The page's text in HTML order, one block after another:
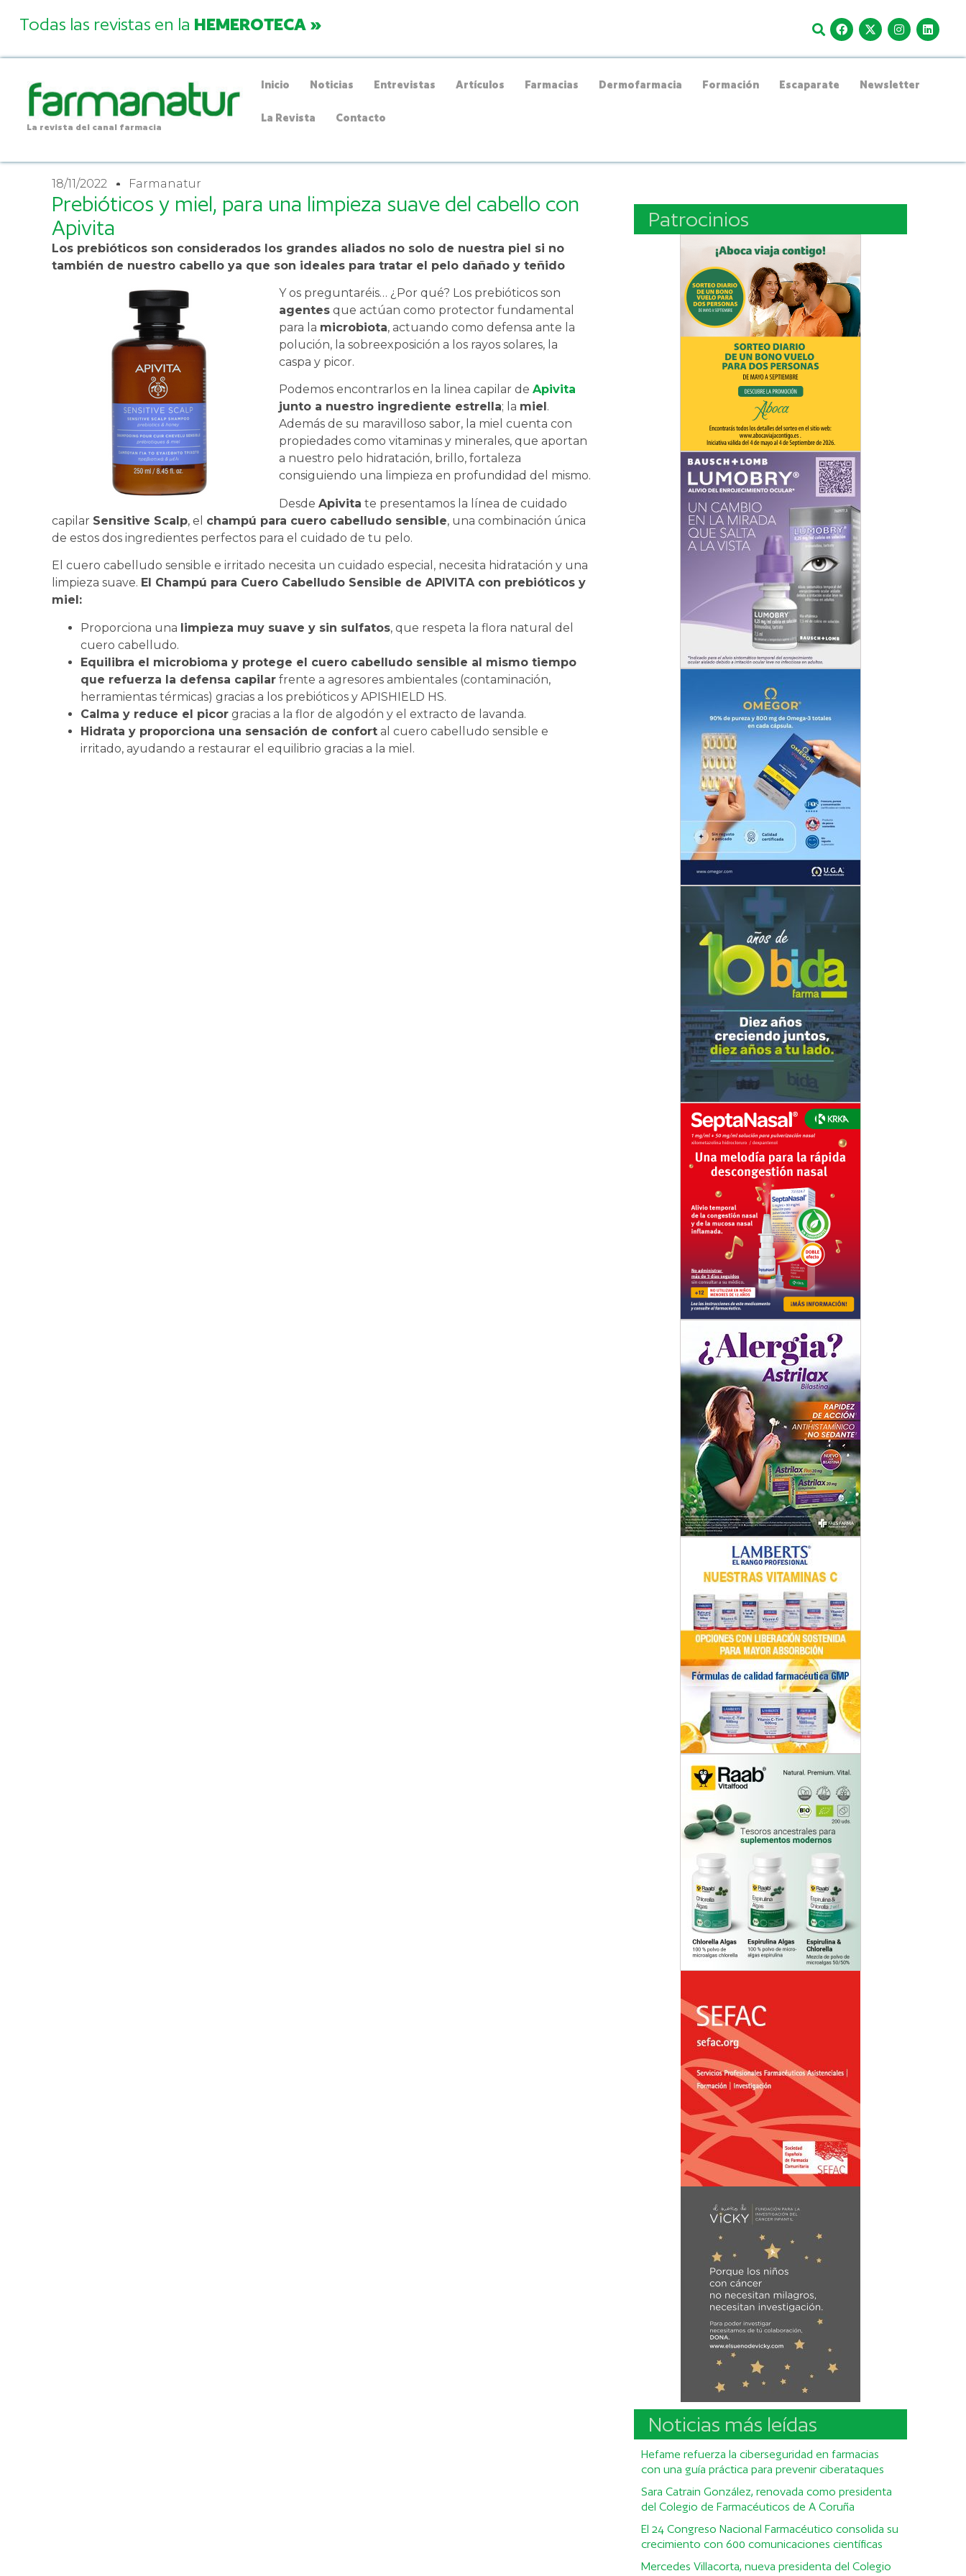
Todas las revistas en la HEMEROTECA »
La revista del canal farmacia
Inicio Noticias Entrevistas Artículos Farmacias Dermofarmacia Formación Escaparate Newsletter
La Revista Contacto
18/11/2022 Farmanatur
Prebióticos y miel, para una limpieza suave del cabello con
Apivita
Los prebióticos son considerados los grandes aliados no solo de nuestra piel si no
también de nuestro cabello ya que son ideales para tratar el pelo dañado y teñido
Y os preguntaréis… ¿Por qué? Los prebióticos son
agentes que actúan como protector fundamental
para la microbiota, actuando como defensa ante la
polución, la sobreexposición a los rayos solares, la
caspa y picor.
Podemos encontrarlos en la linea capilar de Apivita
junto a nuestro ingrediente estrella; la miel .
Además de su maravilloso sabor, la miel cuenta con
propiedades como vitaminas y minerales, que aportan
a nuestro pelo hidratación, brillo, fortaleza
consiguiendo una limpieza en profundidad del mismo.
Desde Apivita te presentamos la línea de cuidado
capilar Sensitive Scalp, el champú para cuero cabelludo sensible, una combinación única
de estos dos ingredientes perfectos para el cuidado de tu pelo.
El cuero cabelludo sensible e irritado necesita un cuidado especial, necesita hidratación y una
limpieza suave. El Champú para Cuero Cabelludo Sensible de APIVITA con prebióticos y
miel:
Proporciona una limpieza muy suave y sin sulfatos, que respeta la flora natural del
cuero cabelludo.
Equilibra el microbioma y protege el cuero cabelludo sensible al mismo tiempo
que refuerza la defensa capilar frente a agresores ambientales (contaminación,
herramientas térmicas) gracias a los prebióticos y APISHIELD HS.
Calma y reduce el picor gracias a la flor de algodón y el extracto de lavanda.
Hidrata y proporciona una sensación de confort al cuero cabelludo sensible e
irritado, ayudando a restaurar el equilibrio gracias a la miel.
Patrocinios
Noticias más leídas
Hefame refuerza la ciberseguridad en farmacias
con una guía práctica para prevenir ciberataques
Sara Catrain González, renovada como presidenta
del Colegio de Farmacéuticos de A Coruña
El 24 Congreso Nacional Farmacéutico consolida su
crecimiento con 600 comunicaciones científicas
Mercedes Villacorta, nueva presidenta del Colegio